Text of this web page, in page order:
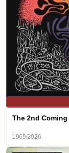
The 2nd Coming
1969/2026